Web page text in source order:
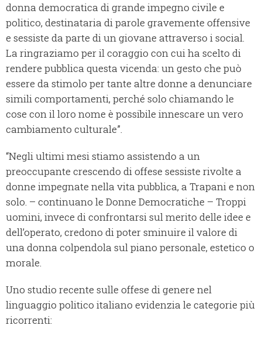
donna democratica di grande impegno civile e
politico, destinataria di parole gravemente offensive
e sessiste da parte di un giovane attraverso i social.
La ringraziamo per il coraggio con cui ha scelto di
rendere pubblica questa vicenda: un gesto che può
essere da stimolo per tante altre donne a denunciare
simili comportamenti, perché solo chiamando le
cose con il loro nome è possibile innescare un vero
cambiamento culturale”.
“Negli ultimi mesi stiamo assistendo a un
preoccupante crescendo di offese sessiste rivolte a
donne impegnate nella vita pubblica, a Trapani e non
solo. – continuano le Donne Democratiche – Troppi
uomini, invece di confrontarsi sul merito delle idee e
dell’operato, credono di poter sminuire il valore di
una donna colpendola sul piano personale, estetico o
morale.
Uno studio recente sulle offese di genere nel
linguaggio politico italiano evidenzia le categorie più
ricorrenti: